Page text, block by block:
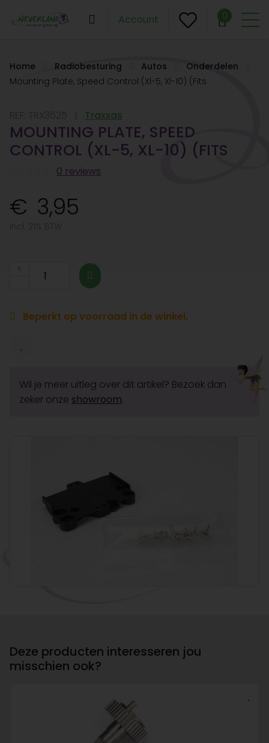
Account 0
Home Radiobesturing Autos
Onderdelen
Mounting Plate, Speed Control (Xl-5, Xl-10) (Fits
Traxxas
MOUNTING PLATE, SPEED
CONTROL (XL-5, XL-10) (FITS
0 reviews
3,95
Beperkt op voorraad in de winkel.
Wil je meer uitleg over dit artikel? Bezoek dan
zeker onze showroom.
Deze producten interesseren jou
misschien ook?